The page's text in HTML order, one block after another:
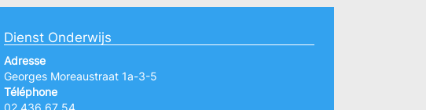
Dienst Onderwijs
Adresse
Georges Moreaustraat 1a-3-5
Téléphone
02 436 67 54